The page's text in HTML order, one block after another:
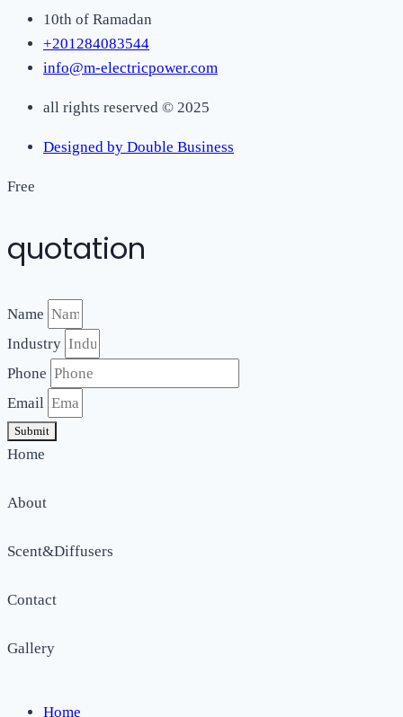
10th of Ramadan
+201284083544
info@m-electricpower.com
all rights reserved © 2025
Designed by Double Business
Free
quotation
Name
Industry
Phone
Email
Submit
Home
About
Scent&Diffusers
Contact
Gallery
Home